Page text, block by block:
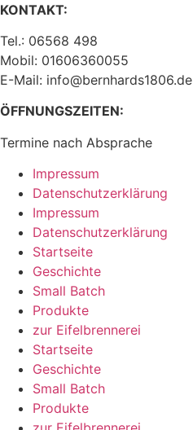
KONTAKT:
Tel.: 06568 498
Mobil: 01606360055
E-Mail: info@bernhards1806.de
ÖFFNUNGSZEITEN:
Termine nach Absprache
Impressum
Datenschutzerklärung
Impressum
Datenschutzerklärung
Startseite
Geschichte
Small Batch
Produkte
zur Eifelbrennerei
Startseite
Geschichte
Small Batch
Produkte